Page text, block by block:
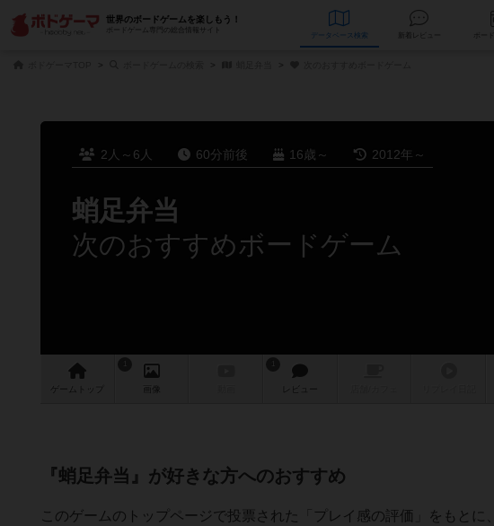
世界のボードゲームを楽しもう！
ボードゲーム専門の総合情報サイト
データベース
2人～6人 60分前後 16歳～ 2012年～
蛸足弁当
次のおすすめボードゲーム
ゲーム トップ 画像 レビュー
『蛸足弁当』が好きな方へのおすすめ
このゲームのトップページで投票された「プレイ感の評価」をもとに、